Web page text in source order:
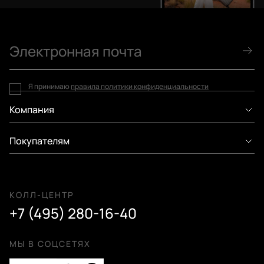
Компания
Покупателям
КОЛЛ-ЦЕНТР
+7 (495) 280-16-40
МЫ В СОЦСЕТЯХ
Я принимаю правила политики конфиденциальности